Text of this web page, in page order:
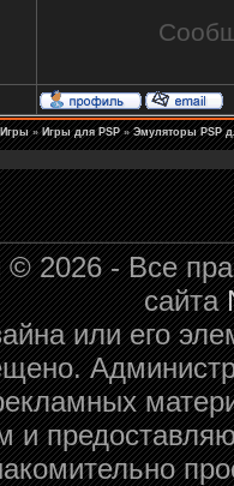
Игры » Игры для PSP » Эмуляторы PSP
© 2026 - Все
сайта
или его
и